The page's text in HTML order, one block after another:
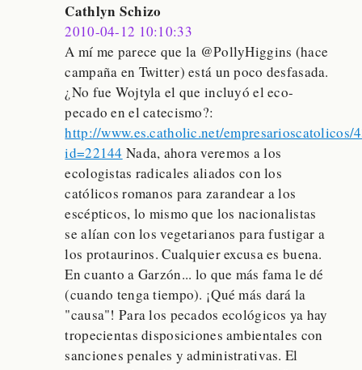
Cathlyn Schizo
2010-04-12 10:10:33
A mí me parece que la @PollyHiggins (hace
campaña en Twitter) está un poco desfasada.
¿No fue Wojtyla el que incluyó el eco-
pecado en el catecismo?:
http://www.es.catholic.net/empresarioscatolicos/
id=22144 Nada, ahora veremos a los
ecologistas radicales aliados con los
católicos romanos para zarandear a los
escépticos, lo mismo que los nacionalistas
se alían con los vegetarianos para fustigar a
los protaurinos. Cualquier excusa es buena.
En cuanto a Garzón... lo que más fama le dé
(cuando tenga tiempo). ¡Qué más dará la
"causa"! Para los pecados ecológicos ya hay
tropecientas disposiciones ambientales con
sanciones penales y administrativas. El